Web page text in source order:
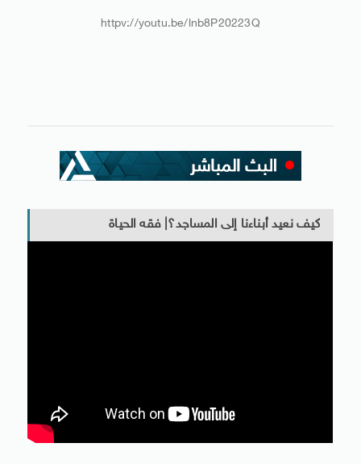
httpv://youtu.be/lnb8P20223Q
كيف نعيد أبناءنا إلى المساجد؟| فقه الحياة